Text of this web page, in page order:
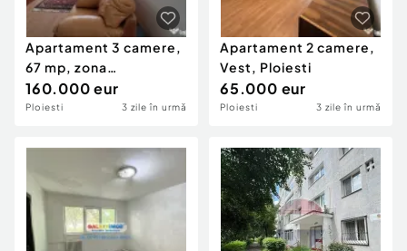
Apartament 3 camere,
67 mp, zona
Semicentrală
160.000 eur
Ploiesti 3 zile în urmă
Apartament 2 camere,
Vest, Ploiesti
65.000 eur
Ploiesti 3 zile în urmă